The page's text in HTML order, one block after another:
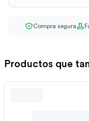
Compra segura
Productos que